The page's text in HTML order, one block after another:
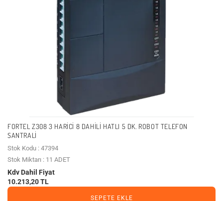
FORTEL Z308 3 HARICI 8 DAHILI HATLI 5 DK. ROBOT TELEFON
SANTRALI
Stok Kodu : 47394
Stok Miktarı : 11 ADET
Kdv Dahil Fiyat
10.213,20 TL
SEPETE EKLE